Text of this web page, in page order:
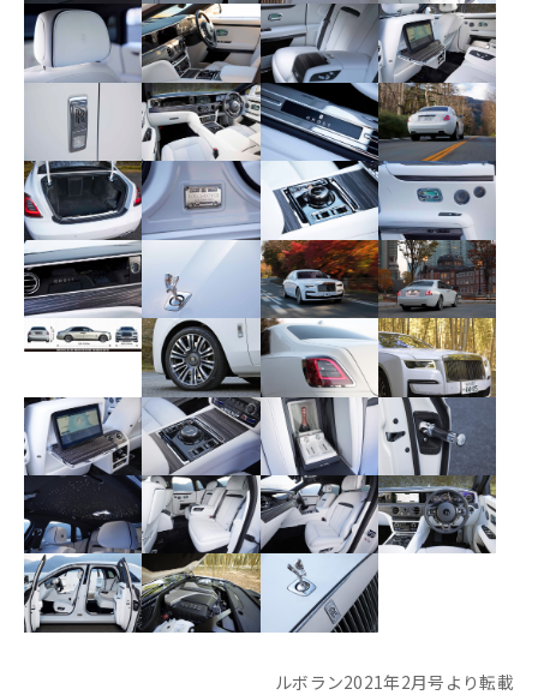
ルボラン2021年2月号より転載